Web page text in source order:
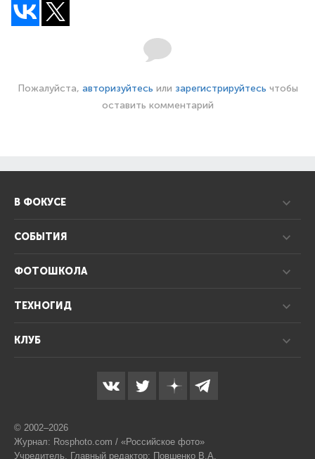
Пожалуйста, авторизуйтесь или зарегистрируйтесь чтобы
оставить комментарий
В ФОКУСЕ
СОБЫТИЯ
ФОТОШКОЛА
ТЕХНОГИД
КЛУБ
© 2002–2026
Журнал: Rosphoto.com / «Российское фото»
Учредитель, Главный редактор: Повшенко В.А.